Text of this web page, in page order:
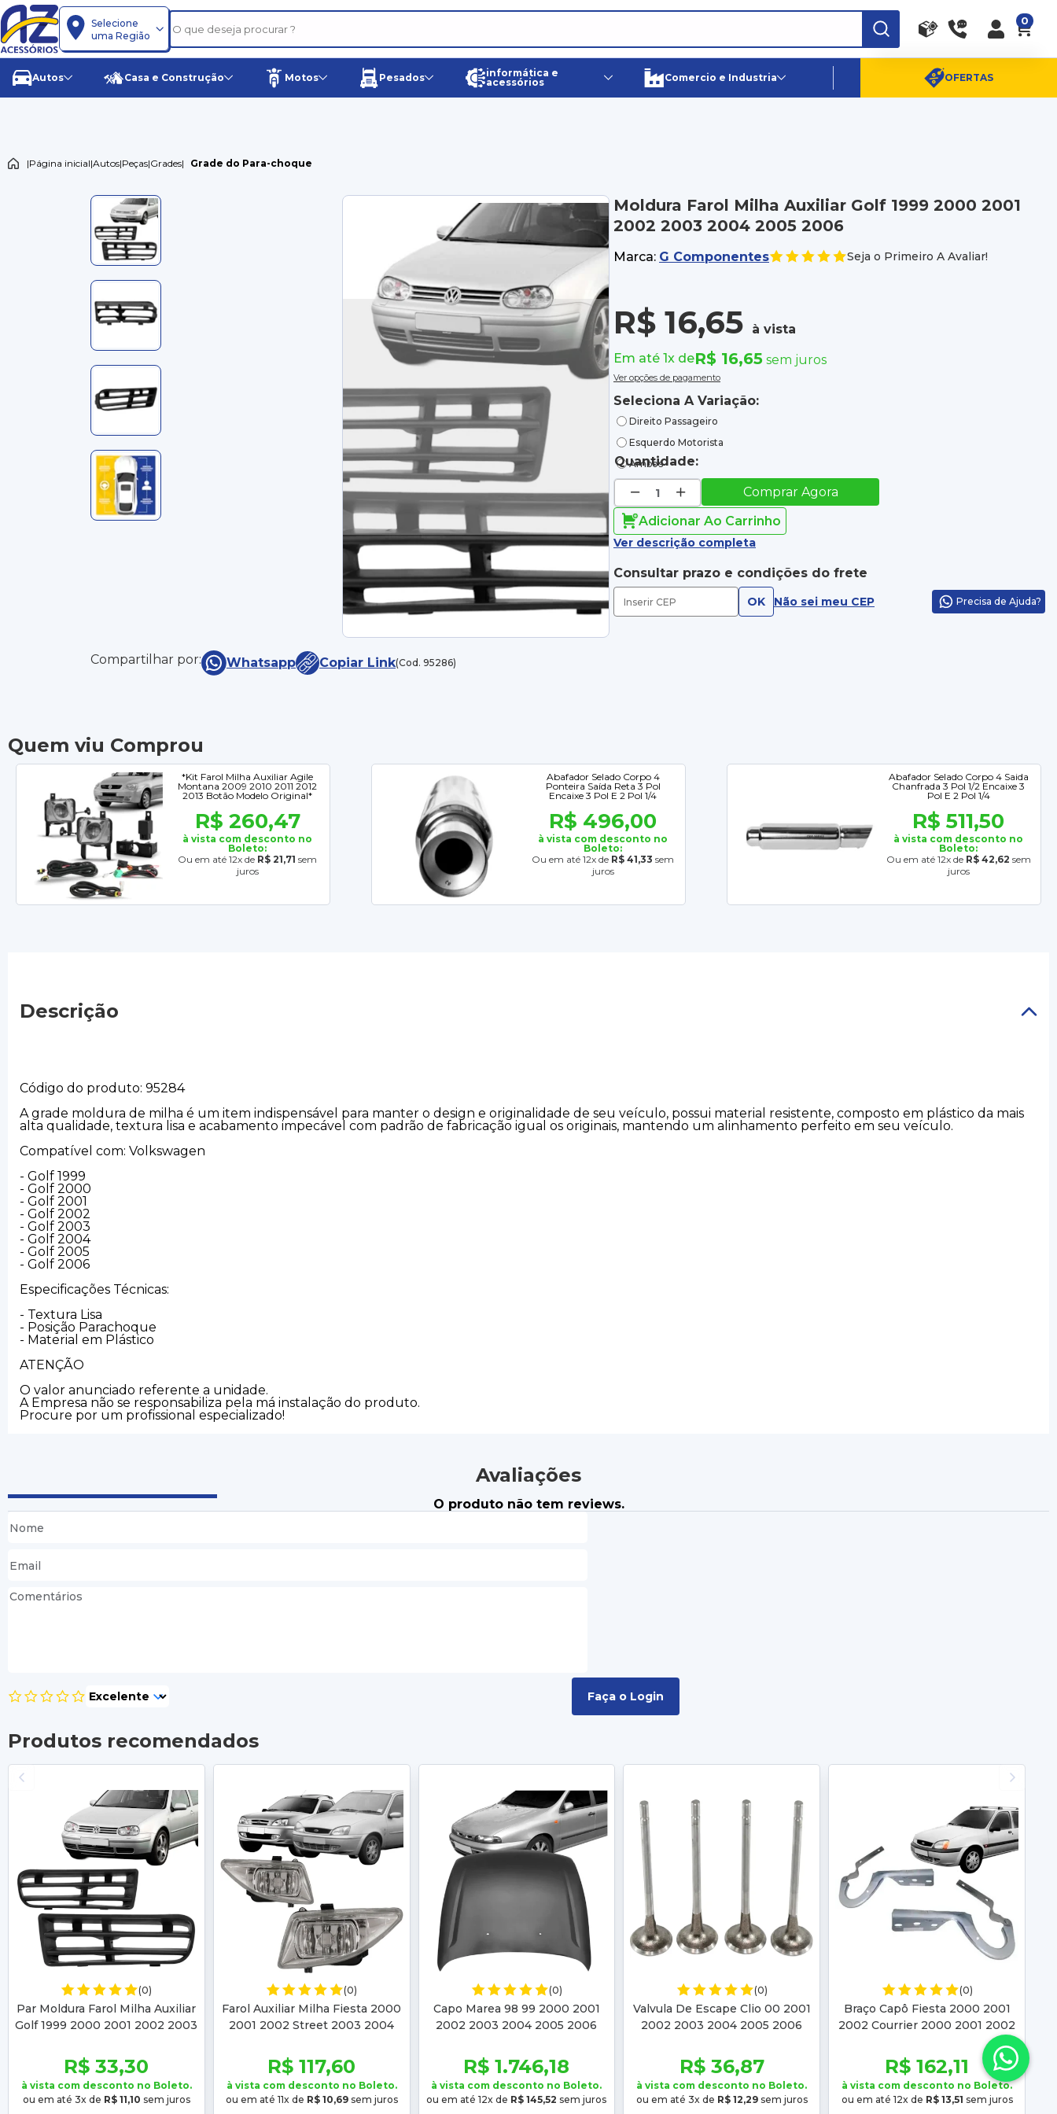
Selecione
uma Região
Canais de Atendimento
(11) 96359-6656
SAC:(11) 4003-0880
0
Autos Casa e Construção Motos Pesados
informática e
acessórios
Comercio e Industria OFERTAS
|Página inicial|Autos|Peças|Grades| Grade do Para-choque
Compartilhar por: Whatsapp Copiar Link(Cod. 95286)
Moldura Farol Milha Auxiliar Golf 1999 2000 2001
2002 2003 2004 2005 2006
Marca: G Componentes Seja o Primeiro A Avaliar!
R$ 16,65
à vista
Em até 1x deR$ 16,65 sem juros
Ver opções de pagamento
Seleciona A Variação:
Direito Passageiro
Esquerdo Motorista
Ambos
Quantidade:
Comprar Agora
Adicionar Ao Carrinho
Ver descrição completa
Consultar prazo e condições do frete
OK Não sei meu CEP Precisa de Ajuda?
Quem viu Comprou
*Kit Farol Milha Auxiliar Agile
Montana 2009 2010 2011 2012
2013 Botão Modelo Original*
R$ 260,47
à vista com desconto no
Boleto:
Ou em até 12x de R$ 21,71 sem
juros
Abafador Selado Corpo 4
Ponteira Saída Reta 3 Pol
Encaixe 3 Pol E 2 Pol 1/4
R$ 496,00
à vista com desconto no
Boleto:
Ou em até 12x de R$ 41,33 sem
juros
Abafador Selado Corpo 4 Saida
Chanfrada 3 Pol 1/2 Encaixe 3
Pol E 2 Pol 1/4
R$ 511,50
à vista com desconto no
Boleto:
Ou em até 12x de R$ 42,62 sem
juros
Descrição
Código do produto: 95284
A grade moldura de milha é um item indispensável para manter o design e originalidade de seu veículo, possui material resistente, composto em plástico da mais
alta qualidade, textura lisa e acabamento impecável com padrão de fabricação igual os originais, mantendo um alinhamento perfeito em seu veículo.
Compatível com: Volkswagen
- Golf 1999
- Golf 2000
- Golf 2001
- Golf 2002
- Golf 2003
- Golf 2004
- Golf 2005
- Golf 2006
Especificações Técnicas:
- Textura Lisa
- Posição Parachoque
- Material em Plástico
ATENÇÃO
O valor anunciado referente a unidade.
A Empresa não se responsabiliza pela má instalação do produto.
Procure por um profissional especializado!
Avaliações
O produto não tem reviews.
Faça o Login
Produtos recomendados
(0)
Par Moldura Farol Milha Auxiliar
Golf 1999 2000 2001 2002 2003
R$ 33,30
à vista com desconto no Boleto.
ou em até 3x de R$ 11,10 sem juros
(0)
Farol Auxiliar Milha Fiesta 2000
2001 2002 Street 2003 2004
04 05 06 07
R$ 117,60
à vista com desconto no Boleto.
ou em até 11x de R$ 10,69sem juros
(0)
Capo Marea 98 99 2000 2001
2002 2003 2004 2005 2006
2003
R$ 1.746,18
à vista com desconto no Boleto.
ou em até 12x de R$ 145,52 sem juros
(0)
Valvula De Escape Clio 00 2001
2002 2003 2004 2005 2006
2006 2007
R$ 36,87
à vista com desconto no Boleto.
ou em até 3x de R$ 12,29sem juros
(0)
Braço Capô Fiesta 2000 2001
2002 Courrier 2000 2001 2002
2003 2004 2005 2006 2007
2008 2009 2010 201
R$ 162,11
à vista com desconto no Boleto.
ou em até 12x de R$ 13,51 sem juros